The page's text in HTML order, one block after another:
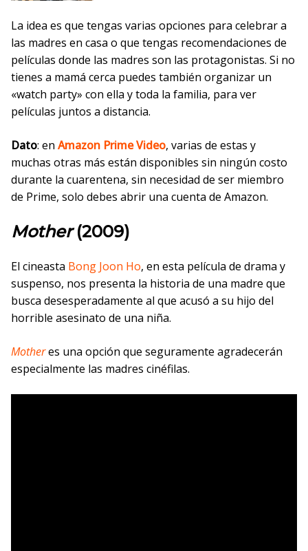
La idea es que tengas varias opciones para celebrar a
las madres en casa o que tengas recomendaciones de
películas donde las madres son las protagonistas. Si no
tienes a mamá cerca puedes también organizar un
«watch party» con ella y toda la familia, para ver
películas juntos a distancia.
Dato: en Amazon Prime Video, varias de estas y
muchas otras más están disponibles sin ningún costo
durante la cuarentena, sin necesidad de ser miembro
de Prime, solo debes abrir una cuenta de Amazon.
Mother(2009)
El cineasta Bong Joon Ho, en esta película de drama y
suspenso, nos presenta la historia de una madre que
busca desesperadamente al que acusó a su hijo del
horrible asesinato de una niña.
Motheres una opción que seguramente agradecerán
especialmente las madres cinéfilas.